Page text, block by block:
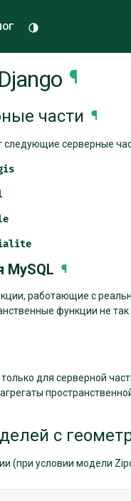
Переключить тему
¶
части ¶
серверные
MySQL ¶
работающие с
функции не так
для серверной
с
(при условии модели